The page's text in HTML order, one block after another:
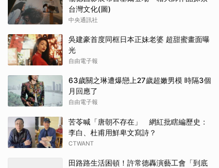
台灣文化(圖)
中央通訊社
吳建豪首度同框日本正妹老婆 超甜蜜畫面曝
光
自由電子報
63歲關之琳遭爆戀上27歲超嫩男模 時隔3個
月回應了
自由電子報
苦苓喊「唐朝不存在」 網紅批瞎編歷史：
李白、杜甫用鮮卑文寫詩？
CTWANT
田路路生活困頓！許常德轟演藝工會「到底